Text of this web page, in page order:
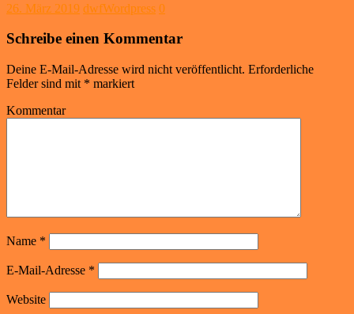
26. März 2019 dwfWordpress 0
Schreibe einen Kommentar
Deine E-Mail-Adresse wird nicht veröffentlicht. Erforderliche
Felder sind mit * markiert
Kommentar
Name *
E-Mail-Adresse *
Website